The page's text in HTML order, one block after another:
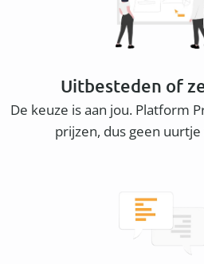
Uitbesteden of
De keuze is aan jou. Platform
prijzen, dus geen